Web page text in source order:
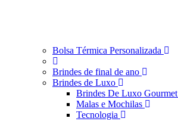
Bolsa Térmica Personalizada
Brindes de final de ano
Brindes de Luxo
Brindes De Luxo Gourmet
Malas e Mochilas
Tecnologia